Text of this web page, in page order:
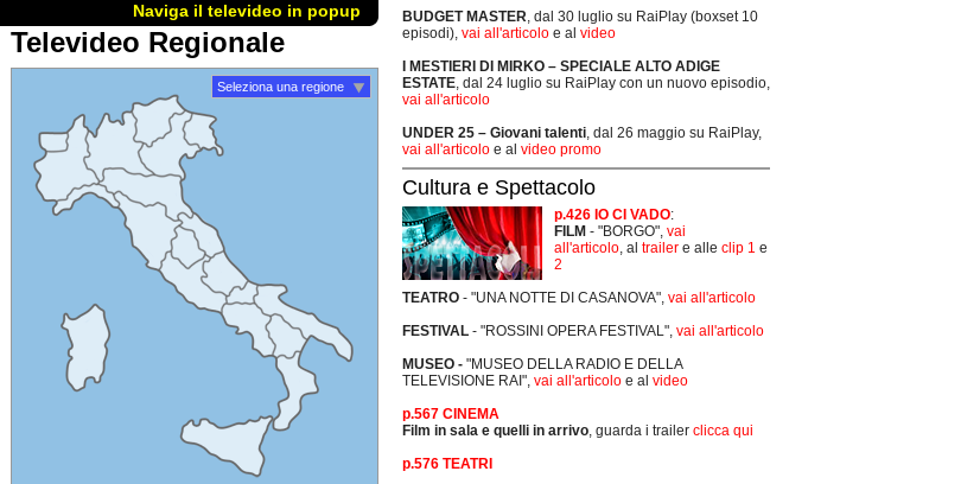
Naviga il televideo in popup
Televideo Regionale
Seleziona una regione
BUDGET MASTER , dal 30 luglio su RaiPlay (boxset 10
episodi), vai all'articolo e al video
I MESTIERI DI MIRKO – SPECIALE ALTO ADIGE
ESTATE , dal 24 luglio su RaiPlay con un nuovo episodio,
vai all'articolo
UNDER 25 – Giovani talenti , dal 26 maggio su RaiPlay,
vai all'articolo e al video promo
Cultura e Spettacolo
p.426 IO CI VADO:
FILM - "BORGO", vai
all'articolo , al trailer e alle clip 1 e
2
TEATRO - "UNA NOTTE DI CASANOVA", vai all'articolo
FESTIVAL - "ROSSINI OPERA FESTIVAL", vai all'articolo
MUSEO - "MUSEO DELLA RADIO E DELLA
TELEVISIONE RAI", vai all'articolo e al video
p.567 CINEMA
Film in sala e quelli in arrivo , guarda i trailer clicca qui
p.576 TEATRI